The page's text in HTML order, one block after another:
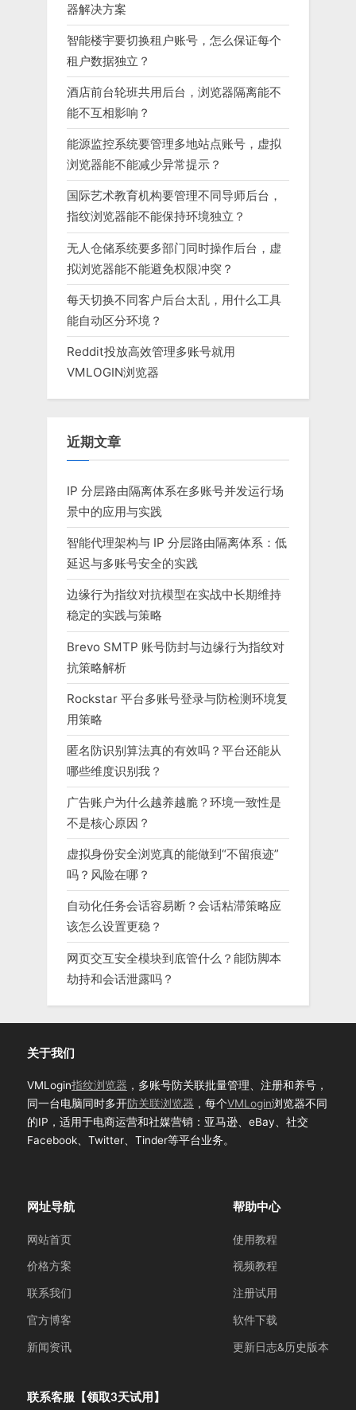
器解决方案
智能楼宇要切换租户账号，怎么保证每个
租户数据独立？
酒店前台轮班共用后台，浏览器隔离能不
能不互相影响？
能源监控系统要管理多地站点账号，虚拟
浏览器能不能减少异常提示？
国际艺术教育机构要管理不同导师后台，
指纹浏览器能不能保持环境独立？
无人仓储系统要多部门同时操作后台，虚
拟浏览器能不能避免权限冲突？
每天切换不同客户后台太乱，用什么工具
能自动区分环境？
Reddit投放高效管理多账号就用
VMLOGIN浏览器
近期文章
IP 分层路由隔离体系在多账号并发运行场
景中的应用与实践
智能代理架构与 IP 分层路由隔离体系：低
延迟与多账号安全的实践
边缘行为指纹对抗模型在实战中长期维持
稳定的实践与策略
Brevo SMTP 账号防封与边缘行为指纹对
抗策略解析
Rockstar 平台多账号登录与防检测环境复
用策略
匿名防识别算法真的有效吗？平台还能从
哪些维度识别我？
广告账户为什么越养越脆？环境一致性是
不是核心原因？
虚拟身份安全浏览真的能做到“不留痕迹”
吗？风险在哪？
自动化任务会话容易断？会话粘滞策略应
该怎么设置更稳？
网页交互安全模块到底管什么？能防脚本
劫持和会话泄露吗？
关于我们
VMLogin指纹浏览器 ，多账号防关联批量管理、注册和养号，
同一台电脑同时多开防关联浏览器 ，每个VMLogin浏览器不同
的IP，适用于电商运营和社媒营销：亚马逊、eBay、社交
Facebook、Twitter、Tinder等平台业务。
网址导航
网站首页
价格方案
联系我们
官方博客
新闻资讯
帮助中心
使用教程
视频教程
注册试用
软件下载
更新日志&历史版本
联系客服【领取3天试用】